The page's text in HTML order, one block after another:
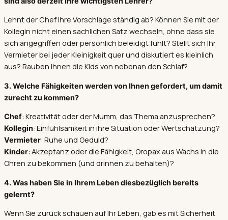
Lehnt der Chef Ihre Vorschläge ständig ab? Können Sie mit der
Kollegin nicht einen sachlichen Satz wechseln, ohne dass sie
sich angegriffen oder persönlich beleidigt fühlt? Stellt sich Ihr
Vermieter bei jeder Kleinigkeit quer und diskutiert es kleinlich
aus? Rauben Ihnen die Kids von nebenan den Schlaf?
3. Welche Fähigkeiten werden von Ihnen gefordert, um damit
zurecht zu kommen?
Chef: Kreativität oder der Mumm, das Thema anzusprechen?
Kollegin: Einfühlsamkeit in ihre Situation oder Wertschätzung?
Vermieter: Ruhe und Geduld?
Kinder: Akzeptanz oder die Fähigkeit, Oropax aus Wachs in die
Ohren zu bekommen (und drinnen zu behalten)?
4. Was haben Sie in Ihrem Leben diesbezüglich bereits
gelernt?
Wenn Sie zurück schauen auf Ihr Leben, gab es mit Sicherheit